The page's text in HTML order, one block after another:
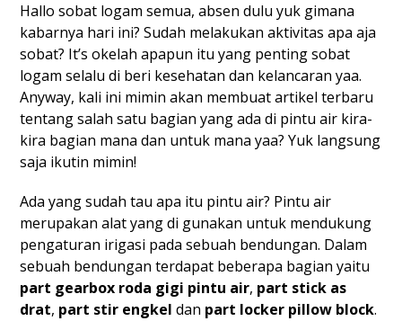
Hallo sobat logam semua, absen dulu yuk gimana
kabarnya hari ini? Sudah melakukan aktivitas apa aja
sobat? It’s okelah apapun itu yang penting sobat
logam selalu di beri kesehatan dan kelancaran yaa.
Anyway, kali ini mimin akan membuat artikel terbaru
tentang salah satu bagian yang ada di pintu air kira-
kira bagian mana dan untuk mana yaa? Yuk langsung
saja ikutin mimin!
Ada yang sudah tau apa itu pintu air? Pintu air
merupakan alat yang di gunakan untuk mendukung
pengaturan irigasi pada sebuah bendungan. Dalam
sebuah bendungan terdapat beberapa bagian yaitu
part gearbox roda gigi pintu air, part stick as
drat, part stir engkel dan part locker pillow block.